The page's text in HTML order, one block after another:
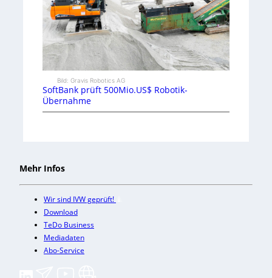
Bild: Gravis Robotics AG
SoftBank prüft 500Mio.US$ Robotik-
Übernahme
Mehr Infos
Wir sind IVW geprüft!
Download
TeDo Business
Mediadaten
Abo-Service